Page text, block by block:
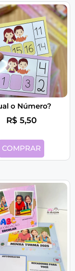
o Número?
R$ 5,50
COMPRAR